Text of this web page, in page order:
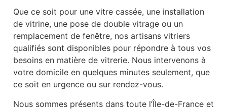
Que ce soit pour une vitre cassée, une installation
de vitrine, une pose de double vitrage ou un
remplacement de fenêtre, nos artisans vitriers
qualifiés sont disponibles pour répondre à tous vos
besoins en matière de vitrerie. Nous intervenons à
votre domicile en quelques minutes seulement, que
ce soit en urgence ou sur rendez-vous.
Nous sommes présents dans toute l’Île-de-France et